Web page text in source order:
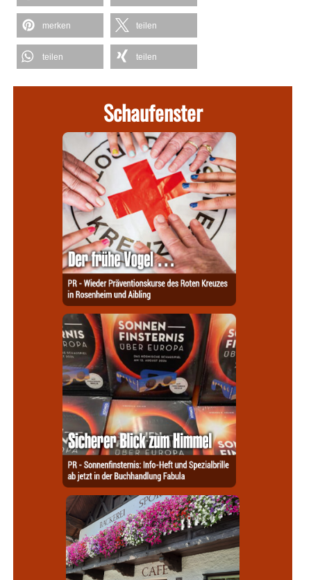
merken teilen
teilen teilen
Schaufenster